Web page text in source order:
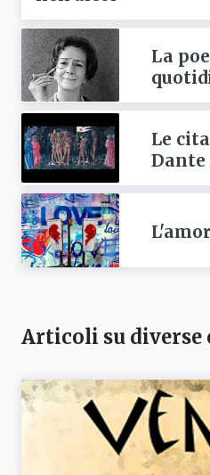
La
Le
Articoli su diverse